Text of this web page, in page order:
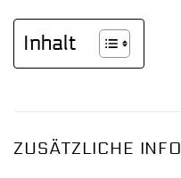
Inhalt
ZUSÄTZLICHE